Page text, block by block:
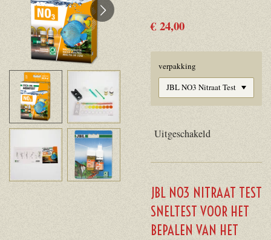
€ 24,00
verpakking
Uitgeschakeld
JBL NO3 NITRAAT TEST
SNELTEST VOOR HET
BEPALEN VAN HET